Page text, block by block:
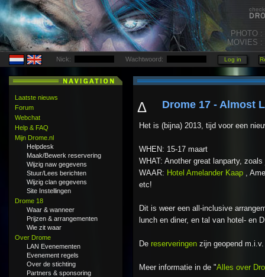
PHOTO :
MOVIES :
Nick: Wachtwoord:
Laatste nieuws
Forum
Webchat
Help & FAQ
Mijn Drome.nl
Helpdesk
Maak/Bewerk reservering
Wijzig naw gegevens
Stuur/Lees berichten
Wijzig clan gegevens
Site Instellingen
Drome 18
Waar & wanneer
Prijzen & arrangementen
Wie zit waar
Over Drome
LAN Evenementen
Evenement regels
Over de stichting
Partners & sponsoring
Δ Drome 17 - Almost
Het is (bijna) 2013, tijd voor een
WHEN: 15-17 maart
WHAT: Another great lanparty,
WAAR: Hotel Amelander Kaap ,
etc!
Dit is weer een all-inclusive
lunch en diner, en tal van hotel- en
De reserveringen zijn geopend
Meer informatie in de "Alles over